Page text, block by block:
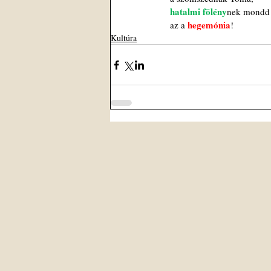
hatalmi fölénynek
az a hegemónia!
Kultúra